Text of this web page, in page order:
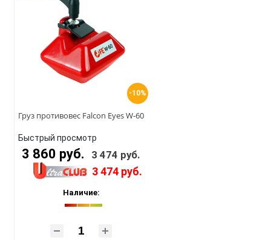
-10%
Груз противовес Falcon Eyes W-60
Быстрый просмотр
3 860 руб. 3 474 руб.
3 474 руб.
Наличие: